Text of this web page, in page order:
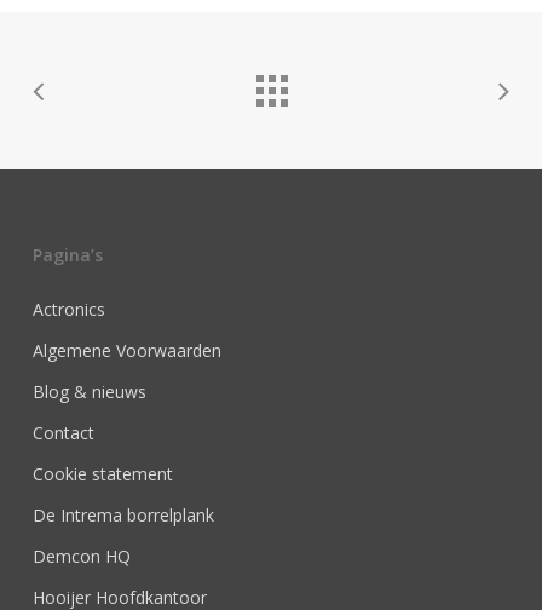
Pagina’s
Actronics
Algemene Voorwaarden
Blog & nieuws
Contact
Cookie statement
De Intrema borrelplank
Demcon HQ
Hooijer Hoofdkantoor